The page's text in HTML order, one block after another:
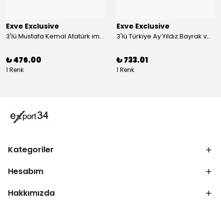
Exve Exclusive
3'lü Mustafa Kemal Atatürk imzalı ve Türkiye Ay Yıldız Bayraklı Kadın Fular Seti
₺ 476.00
1 Renk
Exve Exclusive
3'lü Türkiye Ay Yıldız Bayrak ve Mustafa Kemal Atatürk imzalı Kırmızı Siyah Yaka Mendili Seti
₺ 733.01
1 Renk
Kategoriler
Hesabım
Hakkımızda